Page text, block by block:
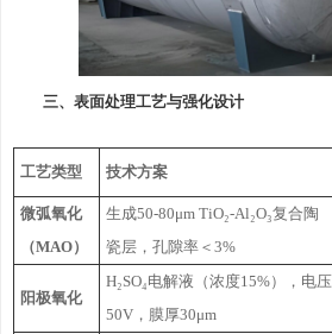
三、表面处理工艺与强化设计
工艺类型 技术方案
微弧氧化
（MAO）
生成50-80μm TiO₂-Al₂O₃复合陶
瓷层，孔隙率＜3%
阳极氧化
H₂SO₄电解液（浓度15%），电压
50V，膜厚30μm